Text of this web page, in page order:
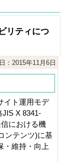
リティにつ
：2015年11月6日
イト運用モデ
JIS X 8341-
における機
ンテンツ)に基
・維持・向上